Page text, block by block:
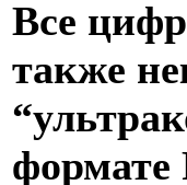
Все
также
формате